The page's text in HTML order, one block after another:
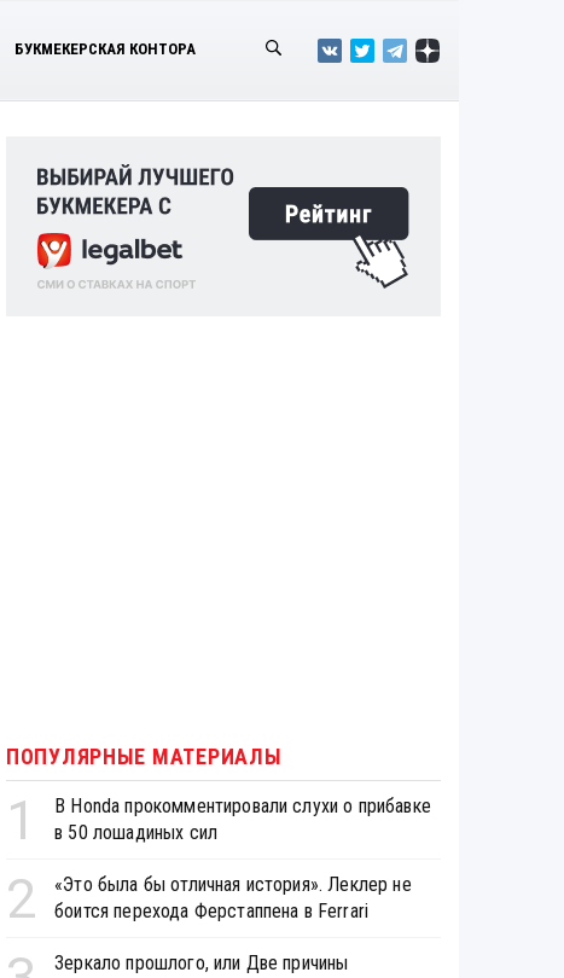
БУКМЕКЕРСКАЯ КОНТОРА
ПОПУЛЯРНЫЕ МАТЕРИАЛЫ
1
В Honda прокомментировали слухи о прибавке
в 50 лошадиных сил
2
«Это была бы отличная история». Леклер не
боится перехода Ферстаппена в Ferrari
Зеркало прошлого, или Две причины